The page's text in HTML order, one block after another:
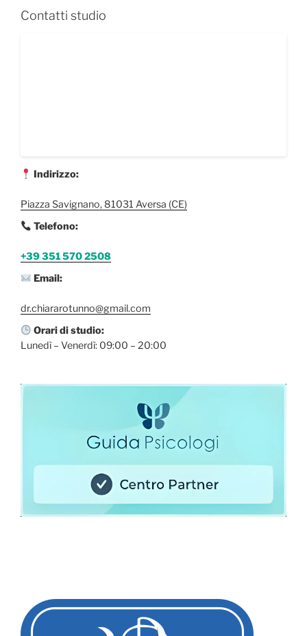
Contatti studio
Indirizzo:
Piazza Savignano, 81031 Aversa (CE)
Telefono:
+39 351 570 2508
Email:
dr.chiararotunno@gmail.com
Orari di studio:
Lunedì – Venerdì: 09:00 – 20:00